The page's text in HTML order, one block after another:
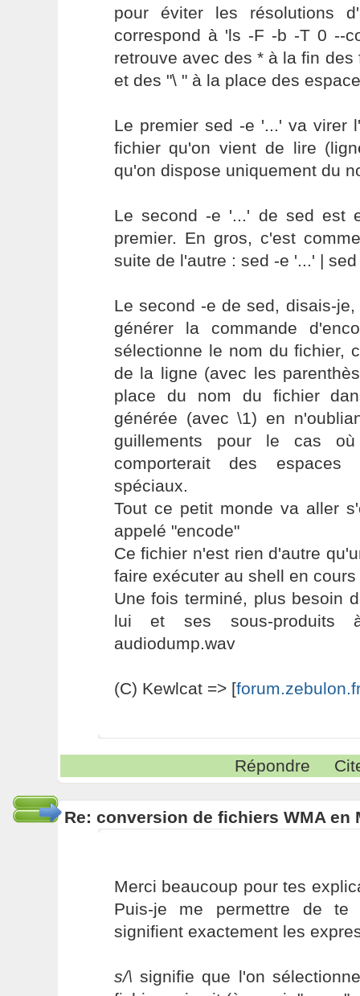
pour éviter les résolutions
correspond à 'ls -F -b -T 0 --
retrouve avec des * à la fin
et des "\ " à la place des
Le premier sed -e '...' va virer
fichier qu'on vient de lire
qu'on dispose uniquement du
Le second -e '...' de sed est
premier. En gros, c'est
suite de l'autre : sed -e '...' |
Le second -e de sed, disais-
générer la commande
sélectionne le nom du fichier,
de la ligne (avec les
place du nom du fichier
générée (avec \1) en
guillements pour le cas
comporterait des
spéciaux.
Tout ce petit monde va aller
appelé "encode"
Ce fichier n'est rien d'autre
faire exécuter au shell en
Une fois terminé, plus besoin
lui et ses sous-produits
audiodump.wav
(C) Kewlcat => [
Répondre
Re: conversion de fichiers WMA en
Merci beaucoup pour tes
Puis-je me permettre de te
signifient exactement les
s/\ signifie que l'on